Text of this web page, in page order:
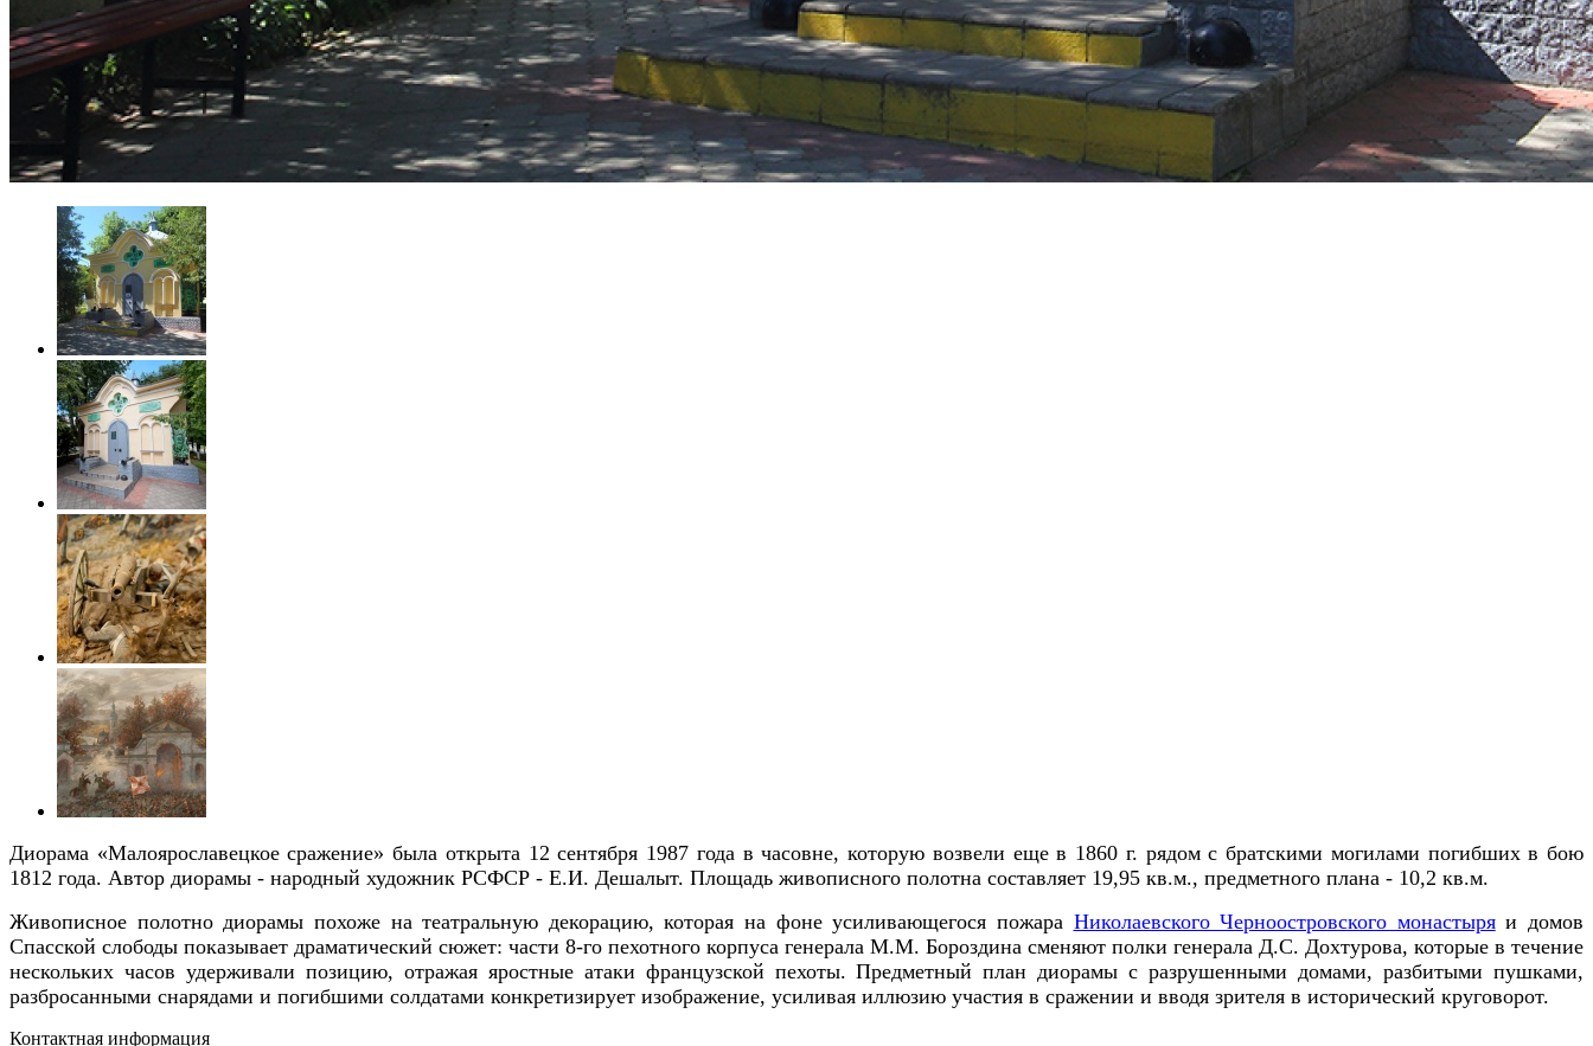
Диорама «Малоярославецкое сражение» была открыта 12 сентября 1987 года в часовне, которую возвели еще в 1860 г. рядом с братскими могилами погибших в бою
1812 года. Автор диорамы - народный художник РСФСР - Е.И. Дешалыт. Площадь живописного полотна составляет 19,95 кв.м., предметного плана - 10,2 кв.м.
Живописное полотно диорамы похоже на театральную декорацию, которая на фоне усиливающегося пожара Николаевского Черноостровского монастыряи домов
Спасской слободы показывает драматический сюжет: части 8-го пехотного корпуса генерала М.М. Бороздина сменяют полки генерала Д.С. Дохтурова, которые в течение
нескольких часов удерживали позицию, отражая яростные атаки французской пехоты. Предметный план диорамы с разрушенными домами, разбитыми пушками,
разбросанными снарядами и погибшими солдатами конкретизирует изображение, усиливая иллюзию участия в сражении и вводя зрителя в исторический круговорот.
Контактная информация